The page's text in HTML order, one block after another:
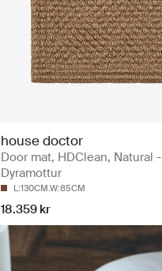
house doctor
Door mat, HDClean, Natural -
Dyramottur
L:130CM.W:85CM
18.359 kr